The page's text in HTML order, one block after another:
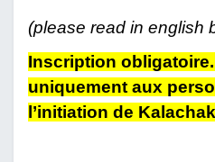
(please read in english
Inscription
uniquement aux
l’initiation de